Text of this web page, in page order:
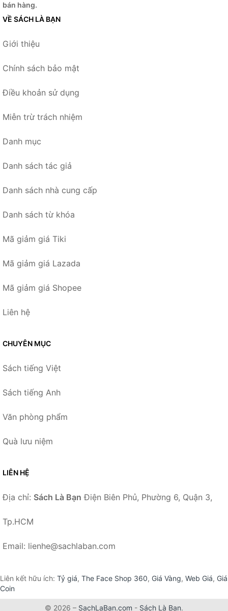
bán hàng.
VỀ SÁCH LÀ BẠN
Giới thiệu
Chính sách bảo mật
Điều khoản sử dụng
Miễn trừ trách nhiệm
Danh mục
Danh sách tác giả
Danh sách nhà cung cấp
Danh sách từ khóa
Mã giảm giá Tiki
Mã giảm giá Lazada
Mã giảm giá Shopee
Liên hệ
CHUYÊN MỤC
Sách tiếng Việt
Sách tiếng Anh
Văn phòng phẩm
Quà lưu niệm
LIÊN HỆ
Địa chỉ: Sách Là Bạn Điện Biên Phủ, Phường 6, Quận 3,
Tp.HCM
Email: lienhe@sachlaban.com
Liên kết hữu ích: Tỷ giá, The Face Shop 360, Giá Vàng, Web Giá, Giá
Coin
© 2026 – SachLaBan.com - Sách Là Bạn.